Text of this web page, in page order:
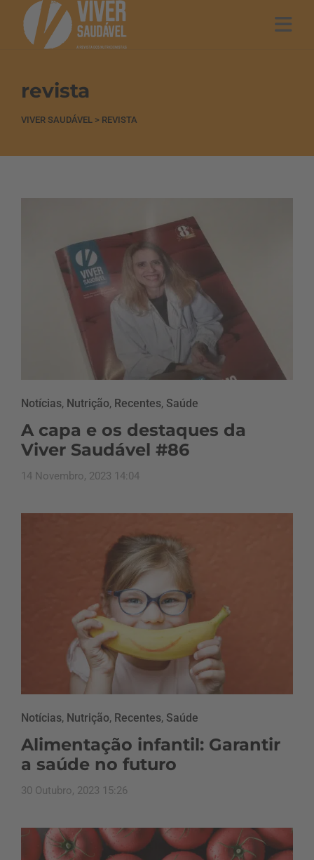
revista
VIVER SAUDÁVEL > REVISTA
Notícias, Nutrição, Recentes, Saúde
A capa e os destaques da
Viver Saudável #86
14 Novembro, 2023 14:04
Notícias, Nutrição, Recentes, Saúde
Alimentação infantil: Garantir
a saúde no futuro
30 Outubro, 2023 15:26